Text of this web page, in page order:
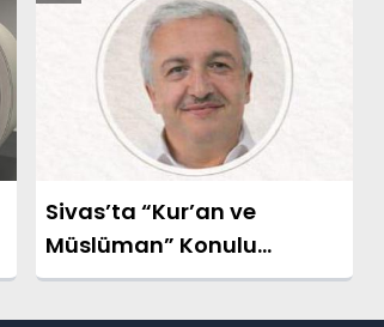
Sivas’ta “Kur’an ve
Müslüman” Konulu
Konferans Düzenlenecek